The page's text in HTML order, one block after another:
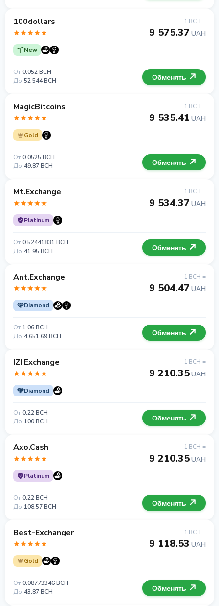
100dollars
New
1 BCH =
9 575.37 UAH
От 0.052 BCH
До 52 544 BCH Обменять
MagicBitcoins
Gold
1 BCH =
9 535.41 UAH
От 0.0525 BCH
До 49.87 BCH Обменять
Mt.Exchange
Platinum
1 BCH =
9 534.37 UAH
От 0.52441831 BCH
До 41.95 BCH Обменять
Ant.Exchange
Diamond
1 BCH =
9 504.47 UAH
От 1.06 BCH
До 4 651.69 BCH Обменять
IZI Exchange
Diamond
1 BCH =
9 210.35UAH
От 0.22 BCH
До 100 BCH Обменять
Axo.Cash
Platinum
1 BCH =
9 210.35UAH
От 0.22 BCH
До 108.57 BCH Обменять
Best-Exchanger
Gold
1 BCH =
9 118.53 UAH
От 0.08773346 BCH
До 43.87 BCH Обменять